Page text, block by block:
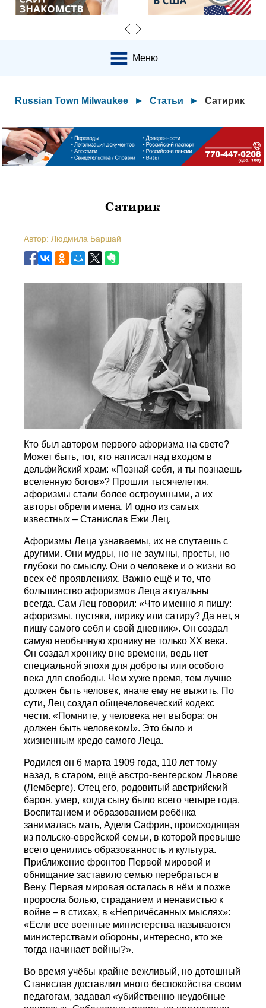
Меню
Russian Town Milwaukee ► Статьи ► Сатирик
Сатирик
Автор: Людмила Баршай
Кто был автором первого афоризма на свете?
Может быть, тот, кто написал над входом в
дельфийский храм: «Познай себя, и ты познаешь
вселенную богов»? Прошли тысячелетия,
афоризмы стали более остроумными, а их
авторы обрели имена. И одно из самых
известных – Станислав Ежи Лец.
Афоризмы Леца узнаваемы, их не спутаешь с
другими. Они мудры, но не заумны, просты, но
глубоки по смыслу. Они о человеке и о жизни во
всех её проявлениях. Важно ещё и то, что
большинство афоризмов Леца актуальны
всегда. Сам Лец говорил: «Что именно я пишу:
афоризмы, пустяки, лирику или сатиру? Да нет, я
пишу самого себя и свой дневник». Он создал
самую необычную хронику не только ХХ века.
Он создал хронику вне времени, ведь нет
специальной эпохи для доброты или особого
века для свободы. Чем хуже время, тем лучше
должен быть человек, иначе ему не выжить. По
сути, Лец создал общечеловеческий кодекс
чести. «Помните, у человека нет выбора: он
должен быть человеком!». Это было и
жизненным кредо самого Леца.
Родился он 6 марта 1909 года, 110 лет тому
назад, в старом, ещё австро-венгерском Львове
(Лемберге). Отец его, родовитый австрийский
барон, умер, когда сыну было всего четыре года.
Воспитанием и образованием ребёнка
занималась мать, Аделя Сафрин, происходящая
из польско-еврейской семьи, в которой превыше
всего ценились образованность и культура.
Приближение фронтов Первой мировой и
обнищание заставило семью перебраться в
Вену. Первая мировая осталась в нём и позже
проросла болью, страданием и ненавистью к
войне – в стихах, в «Непричёсанных мыслях»:
«Если все военные министерства называются
министерствами обороны, интересно, кто же
тогда начинает войны?».
Во время учёбы крайне вежливый, но дотошный
Станислав доставлял много беспокойства своим
педагогам, задавая «убийственно неудобные